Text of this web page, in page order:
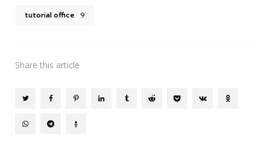
tutorial office 9
Share this article